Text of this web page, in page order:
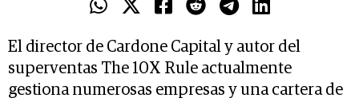
El director de Cardone Capital y autor del
superventas The 10X Rule actualmente
gestiona numerosas empresas y una cartera de